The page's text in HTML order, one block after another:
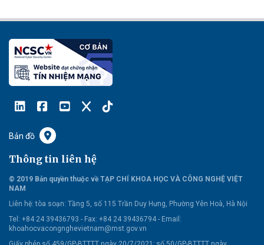
Bản đồ
Thông tin liên hệ
© 2019 Bản quyền thuộc về TẠP CHÍ KHOA HỌC VÀ CÔNG NGHỆ VIỆT
NAM
Liên hệ: tòa soạn: Tầng 5, số 115 Trần Duy Hưng, Phường Yên Hoà, Hà Nội
Tel: +84 24 39436793 - Fax: +84 24 39436794 - Email:
khoahocvacongnghevietnam@mst.gov.vn